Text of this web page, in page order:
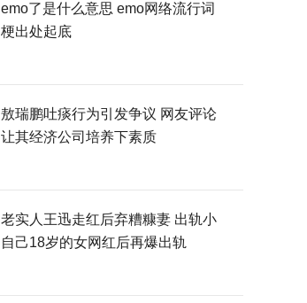
emo了是什么意思 emo网络流行词
梗出处起底
敖瑞鹏吐痰行为引发争议 网友评论
让其经济公司培养下素质
老实人王迅走红后弃糟糠妻 出轨小
自己18岁的女网红后再爆出轨